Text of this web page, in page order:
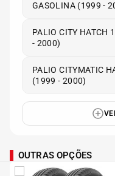
GASOLINA (1999 -
PALIO CITY HATCH
- 2000)
PALIO CITYMATIC
(1999 - 2000)
OUTRAS OPÇÕES